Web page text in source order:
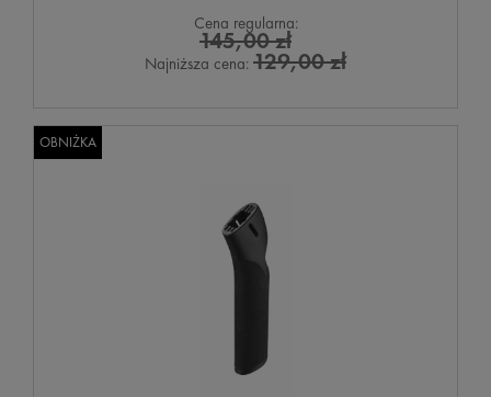
Cena regularna:
145,00 zł
Najniższa cena: 129,00 zł
OBNIŻKA